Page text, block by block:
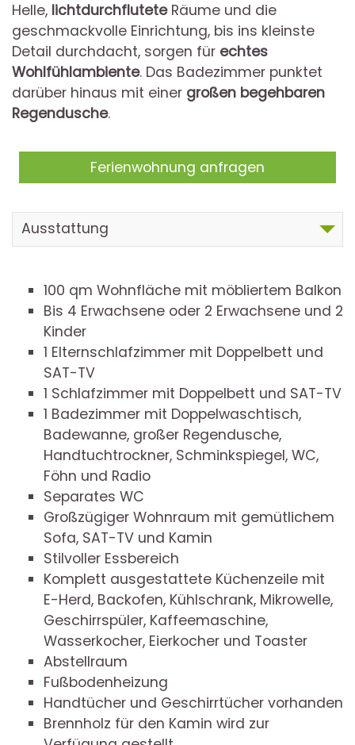
Helle, lichtdurchflutete Räume und die
geschmackvolle Einrichtung, bis ins kleinste
Detail durchdacht, sorgen für echtes
Wohlfühlambiente. Das Badezimmer punktet
darüber hinaus mit einer großen begehbaren
Regendusche.
Ferienwohnung anfragen
Ausstattung
100 qm Wohnfläche mit möbliertem Balkon
Bis 4 Erwachsene oder 2 Erwachsene und 2
Kinder
1 Elternschlafzimmer mit Doppelbett und
SAT-TV
1 Schlafzimmer mit Doppelbett und SAT-TV
1 Badezimmer mit Doppelwaschtisch,
Badewanne, großer Regendusche,
Handtuchtrockner, Schminkspiegel, WC,
Föhn und Radio
Separates WC
Großzügiger Wohnraum mit gemütlichem
Sofa, SAT-TV und Kamin
Stilvoller Essbereich
Komplett ausgestattete Küchenzeile mit
E-Herd, Backofen, Kühlschrank, Mikrowelle,
Geschirrspüler, Kaffeemaschine,
Wasserkocher, Eierkocher und Toaster
Abstellraum
Fußbodenheizung
Handtücher und Geschirrtücher vorhanden
Brennholz für den Kamin wird zur